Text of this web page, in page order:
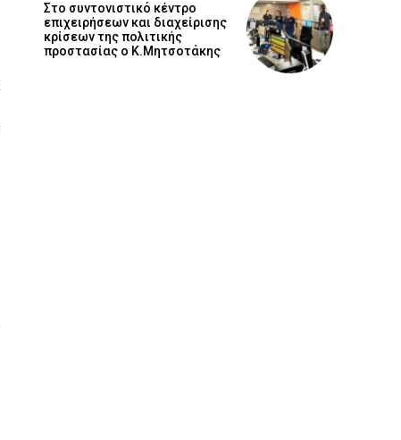
Στο συντονιστικό κέντρο
επιχειρήσεων και διαχείρισης
κρίσεων της πολιτικής
προστασίας ο Κ.Μητσοτάκης